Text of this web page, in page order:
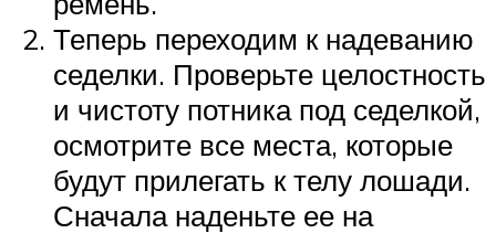
Теперь переходим к надеванию
седелки. Проверьте целостность
и чистоту потника под седелкой,
осмотрите все места, которые
будут прилегать к телу лошади.
Сначала наденьте ее на